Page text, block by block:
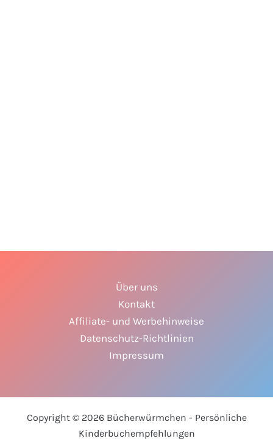
Über uns
Kontakt
Affiliate- und Werbehinweise
Datenschutz-Richtlinien
Impressum
Copyright © 2026 Bücherwürmchen - Persönliche
Kinderbuchempfehlungen